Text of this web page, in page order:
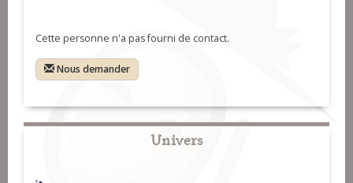
Cette personne n'a pas fourni de contact.
Nous demander
Univers